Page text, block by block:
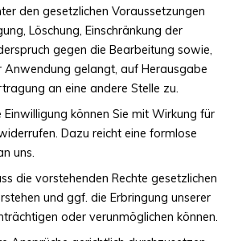
den gesetzlichen Voraussetzungen
Löschung, Einschränkung der
gegen die Bearbeitung sowie,
Anwendung gelangt, auf Herausgabe
an eine andere Stelle zu.
Einwilligung können Sie mit Wirkung für
Dazu reicht eine formlose
uns.
die vorstehenden Rechte gesetzlichen
und ggf. die Erbringung unserer
oder verunmöglichen können.